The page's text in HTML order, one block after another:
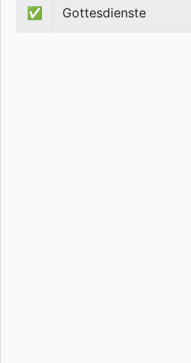
✅ Gottesdienste